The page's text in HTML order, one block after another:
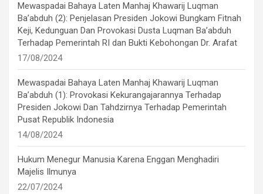
Mewaspadai Bahaya Laten Manhaj Khawarij Luqman
Ba’abduh (2): Penjelasan Presiden Jokowi Bungkam Fitnah
Keji, Kedunguan Dan Provokasi Dusta Luqman Ba’abduh
Terhadap Pemerintah RI dan Bukti Kebohongan Dr. Arafat
17/08/2024
Mewaspadai Bahaya Laten Manhaj Khawarij Luqman
Ba’abduh (1): Provokasi Kekurangajarannya Terhadap
Presiden Jokowi Dan Tahdzirnya Terhadap Pemerintah
Pusat Republik Indonesia
14/08/2024
Hukum Menegur Manusia Karena Enggan Menghadiri
Majelis Ilmunya
22/07/2024